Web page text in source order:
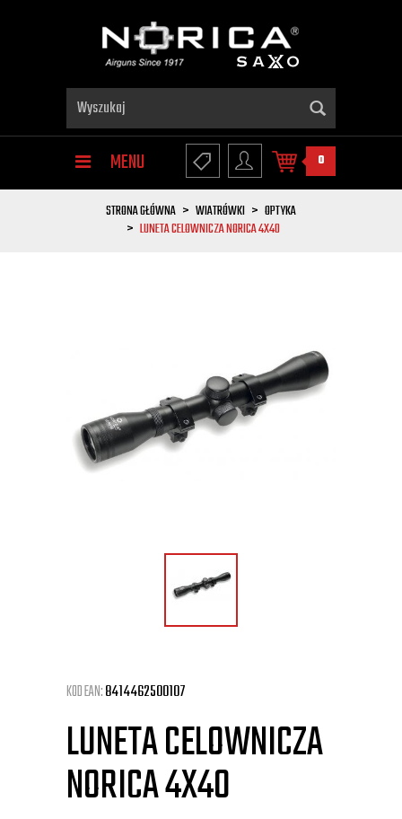
MENU 0
STRONA GŁÓWNA WIATRÓWKI
OPTYKA
LUNETA CELOWNICZA NORICA 4X40
KOD EAN:8414462500107
LUNETA CELOWNICZA
NORICA 4X40